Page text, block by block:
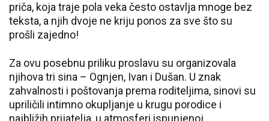
priča, koja traje pola veka često ostavlja mnoge bez
teksta, a njih dvoje ne kriju ponos za sve što su
prošli zajedno!
Za ovu posebnu priliku proslavu su organizovala
njihova tri sina – Ognjen, Ivan i Dušan. U znak
zahvalnosti i poštovanja prema roditeljima, sinovi su
upriličili intimno okupljanje u krugu porodice i
najbližih prijatelja, u atmosferi ispunjenoj